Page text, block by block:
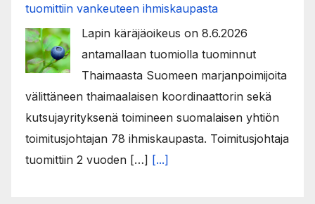
tuomittiin vankeuteen ihmiskaupasta
Lapin käräjäoikeus on 8.6.2026
antamallaan tuomiolla tuominnut
Thaimaasta Suomeen marjanpoimijoita
välittäneen thaimaalaisen koordinaattorin sekä
kutsujayrityksenä toimineen suomalaisen yhtiön
toimitusjohtajan 78 ihmiskaupasta. Toimitusjohtaja
tuomittiin 2 vuoden […] [...]